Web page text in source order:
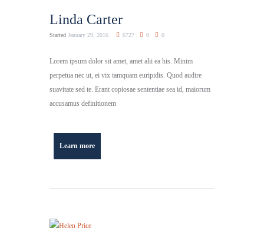
Linda Carter
Started January 29, 2016 6727 0 0
Lorem ipsum dolor sit amet, amet alii ea his. Minim
perpetua nec ut, ei vix tamquam euripidis. Quod audire
suavitate sed te. Erant copiosae sententiae sea id, maiorum
accusamus definitionem
Learn more